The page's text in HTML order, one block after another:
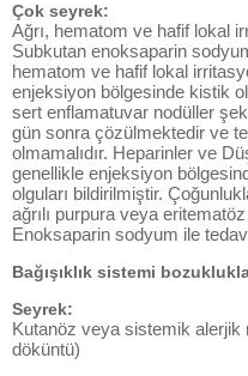
Çok seyrek:
Ağrı, hematom ve hafif lokal
Subkutan enoksaparin
hematom ve hafif lokal
enjeksiyon bölgesinde kistik
sert enflamatuvar nodüller
gün sonra çözülmektedir ve
olmamalıdır. Heparinler ve
genellikle enjeksiyon
olguları bildirilmiştir.
ağrılı purpura veya
Enoksaparin sodyum ile
Bağışıklık sistemi
Seyrek:
Kutanöz veya sistemik alerjik
döküntü)